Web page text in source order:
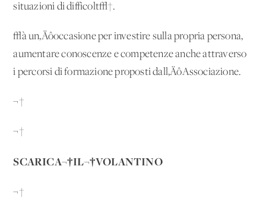
situazioni di difficolt√†.
√à un‚Äôoccasione per investire sulla propria persona,
aumentare conoscenze e competenze anche attraverso
i percorsi di formazione proposti dall‚ÄôAssociazione.
¬†
¬†
SCARICA¬†IL¬†VOLANTINO
¬†